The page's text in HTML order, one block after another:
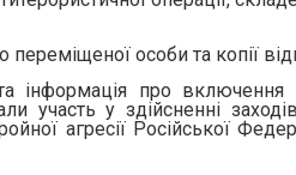
особи та копії
інформація про
участь у здійсненні
агресії Російської